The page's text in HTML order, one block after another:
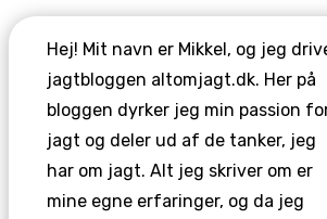
Hej! Mit navn er Mikkel, og jeg
jagtbloggen altomjagt.dk. Her på
bloggen dyrker jeg min passion
jagt og deler ud af de tanker, jeg
har om jagt. Alt jeg skriver om er
mine egne erfaringer, og da jeg